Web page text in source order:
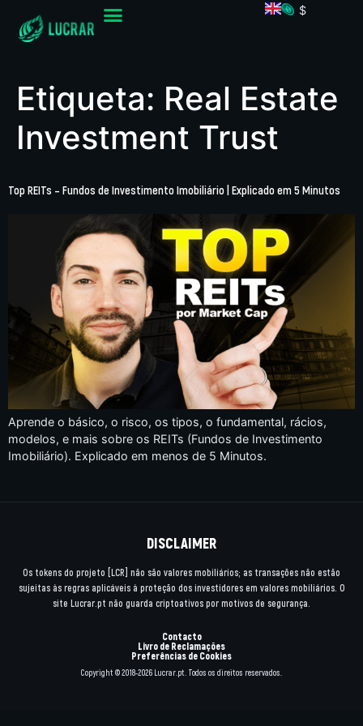
$
Etiqueta: Real Estate
Investment Trust
Top REITs – Fundos de Investimento Imobiliário | Explicado em 5 Minutos
Aprende o básico, o risco, os tipos, o fundamental, rácios,
modelos, e mais sobre os REITs (Fundos de Investimento
Imobiliário). Explicado em menos de 5 Minutos.
DISCLAIMER
Os tokens do projeto [LCR] não são valores mobiliários; as transações não estão
sujeitas às regras aplicáveis à proteção dos investidores em valores mobiliários. O
site Lucrar.pt não guarda criptoativos por motivos de segurança.
Contacto
Livro de Reclamações
Preferências de Cookies
Copyright © 2018-2026 Lucrar.pt. Todos os direitos reservados.